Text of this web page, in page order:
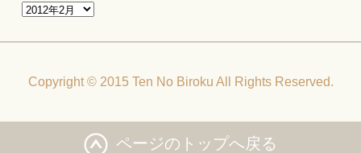
Copyright © 2015 Ten No Biroku All Rights Reserved.
ページのトップへ戻る